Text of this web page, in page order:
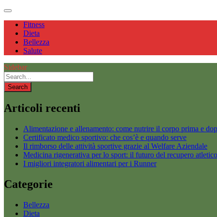
Fitness
Dieta
Bellezza
Salute
Sidebar
Articoli recenti
Alimentazione e allenamento: come nutrire il corpo prima e
Certificato medico sportivo: che cos’è e quando serve
Il rimborso delle attività sportive grazie al Welfare Aziendale
Medicina rigenerativa per lo sport: il futuro del recupero atletico
I migliori integratori alimentari per i Runner
Categorie
Bellezza
Dieta